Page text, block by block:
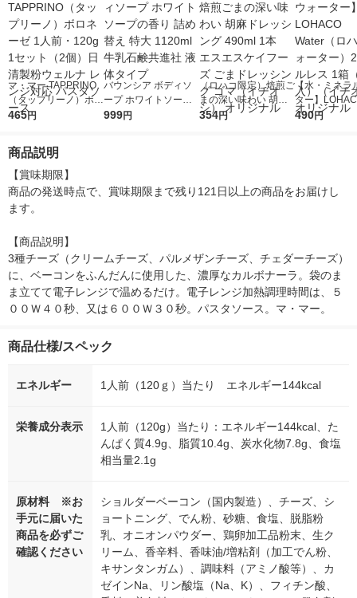
マ・マー TAPPRINO
（タップリーノ）ボロ
ネーゼ 1人前・120g 1
応 パスタソース
465円
バウンシア ボディソ
ープ ホワイトソープ
の香り 詰め替え 特大
999円
（ロハコ限定）焙煎ご
まの深い味わい 胡麻
ドレッシング 490ml 1
354円
【水・ミネラ
ター】
r（ロハコウ
490円
商品説明
【賞味期限】
商品の発送時点で、賞味期限まで残り121日以上の商品をお届けし
ます。
【商品説明】
3種チーズ（クリームチーズ、パルメザンチーズ、チェダーチーズ）
に、ベーコンをふんだんに使用した、濃厚なカルボナーラ。袋のま
ま立てて電子レンジで温めるだけ。電子レンジ加熱調理時間は、５
００Ｗ４０秒、又は６００Ｗ３０秒。パスタソース。マ・マー。
商品仕様/スペック
エネルギー 1人前（120ｇ）当たり エネルギー144kcal
栄養成分表示
1人前（120g）当たり：エネルギー144kcal、た
んぱく質4.9g、脂質10.4g、炭水化物7.8g、食塩
相当量2.1g
原材料 ※お
手元に届いた
商品を必ずご
確認ください
ショルダーベーコン（国内製造）、チーズ、シ
ョートニング、でん粉、砂糖、食塩、脱脂粉
乳、オニオンパウダー、鶏卵加工品粉末、生ク
リーム、香辛料、香味油/増粘剤（加工でん粉、
キサンタンガム）、調味料（アミノ酸等）、カ
ゼインNa、リン酸塩（Na、K）、フィチン酸、